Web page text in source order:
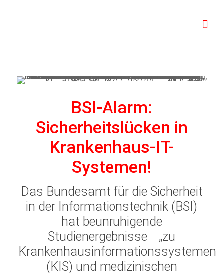
BSI-Alarm:
Sicherheitslücken in
Krankenhaus-IT-
Systemen!
Das Bundesamt für die Sicherheit
in der Informationstechnik (BSI)
hat beunruhigende
Studienergebnisse
„zu
Krankenhausinformationssystemen
(KIS) und medizinischen